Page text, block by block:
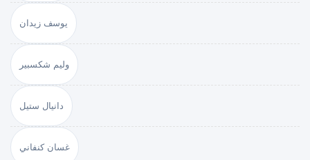
يوسف زيدان
وليم شكسبير
دانيال ستيل
غسان كنفاني